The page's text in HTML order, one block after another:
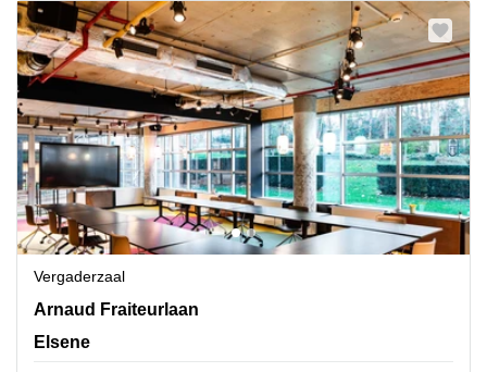
Vergaderzaal
Avenue Arnaud Fraiteur 15, Elsene
Arnaud Fraiteurlaan
Elsene